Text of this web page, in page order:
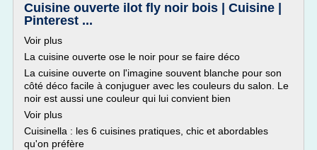
Cuisine ouverte ilot fly noir bois | Cuisine |
Pinterest ...
Voir plus
La cuisine ouverte ose le noir pour se faire déco
La cuisine ouverte on l'imagine souvent blanche pour son
côté déco facile à conjuguer avec les couleurs du salon. Le
noir est aussi une couleur qui lui convient bien
Voir plus
Cuisinella : les 6 cuisines pratiques, chic et abordables
qu'on préfère